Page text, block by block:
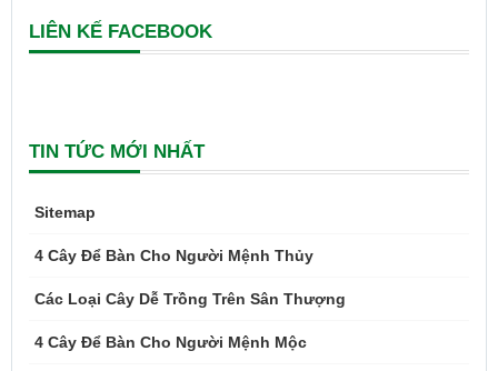
LIÊN KẾ FACEBOOK
TIN TỨC MỚI NHẤT
Sitemap
4 Cây Để Bàn Cho Người Mệnh Thủy
Các Loại Cây Dễ Trồng Trên Sân Thượng
4 Cây Để Bàn Cho Người Mệnh Mộc